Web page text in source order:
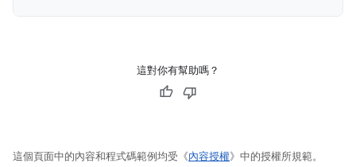
這對你有幫助嗎？
這個頁面中的內容和程式碼範例均受《內容授權》中的授權所規範。